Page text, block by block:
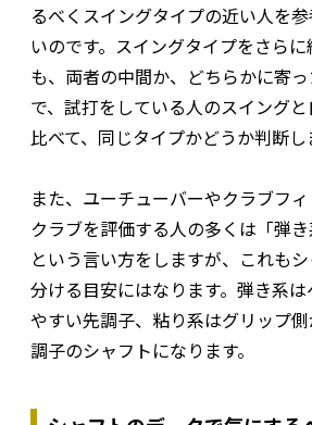
るべくスイングタイプの近い人を
いのです。スイングタイプをさら
も、両者の中間か、どちらかに寄
で、試打をしている人のスイング
比べて、同じタイプかどうか判断し
また、ユーチューバーやクラブフィ
クラブを評価する人の多くは「弾き
という言い方をしますが、これも
分ける目安にはなります。弾き系
やすい先調子、粘り系はグリップ
調子のシャフトになります。